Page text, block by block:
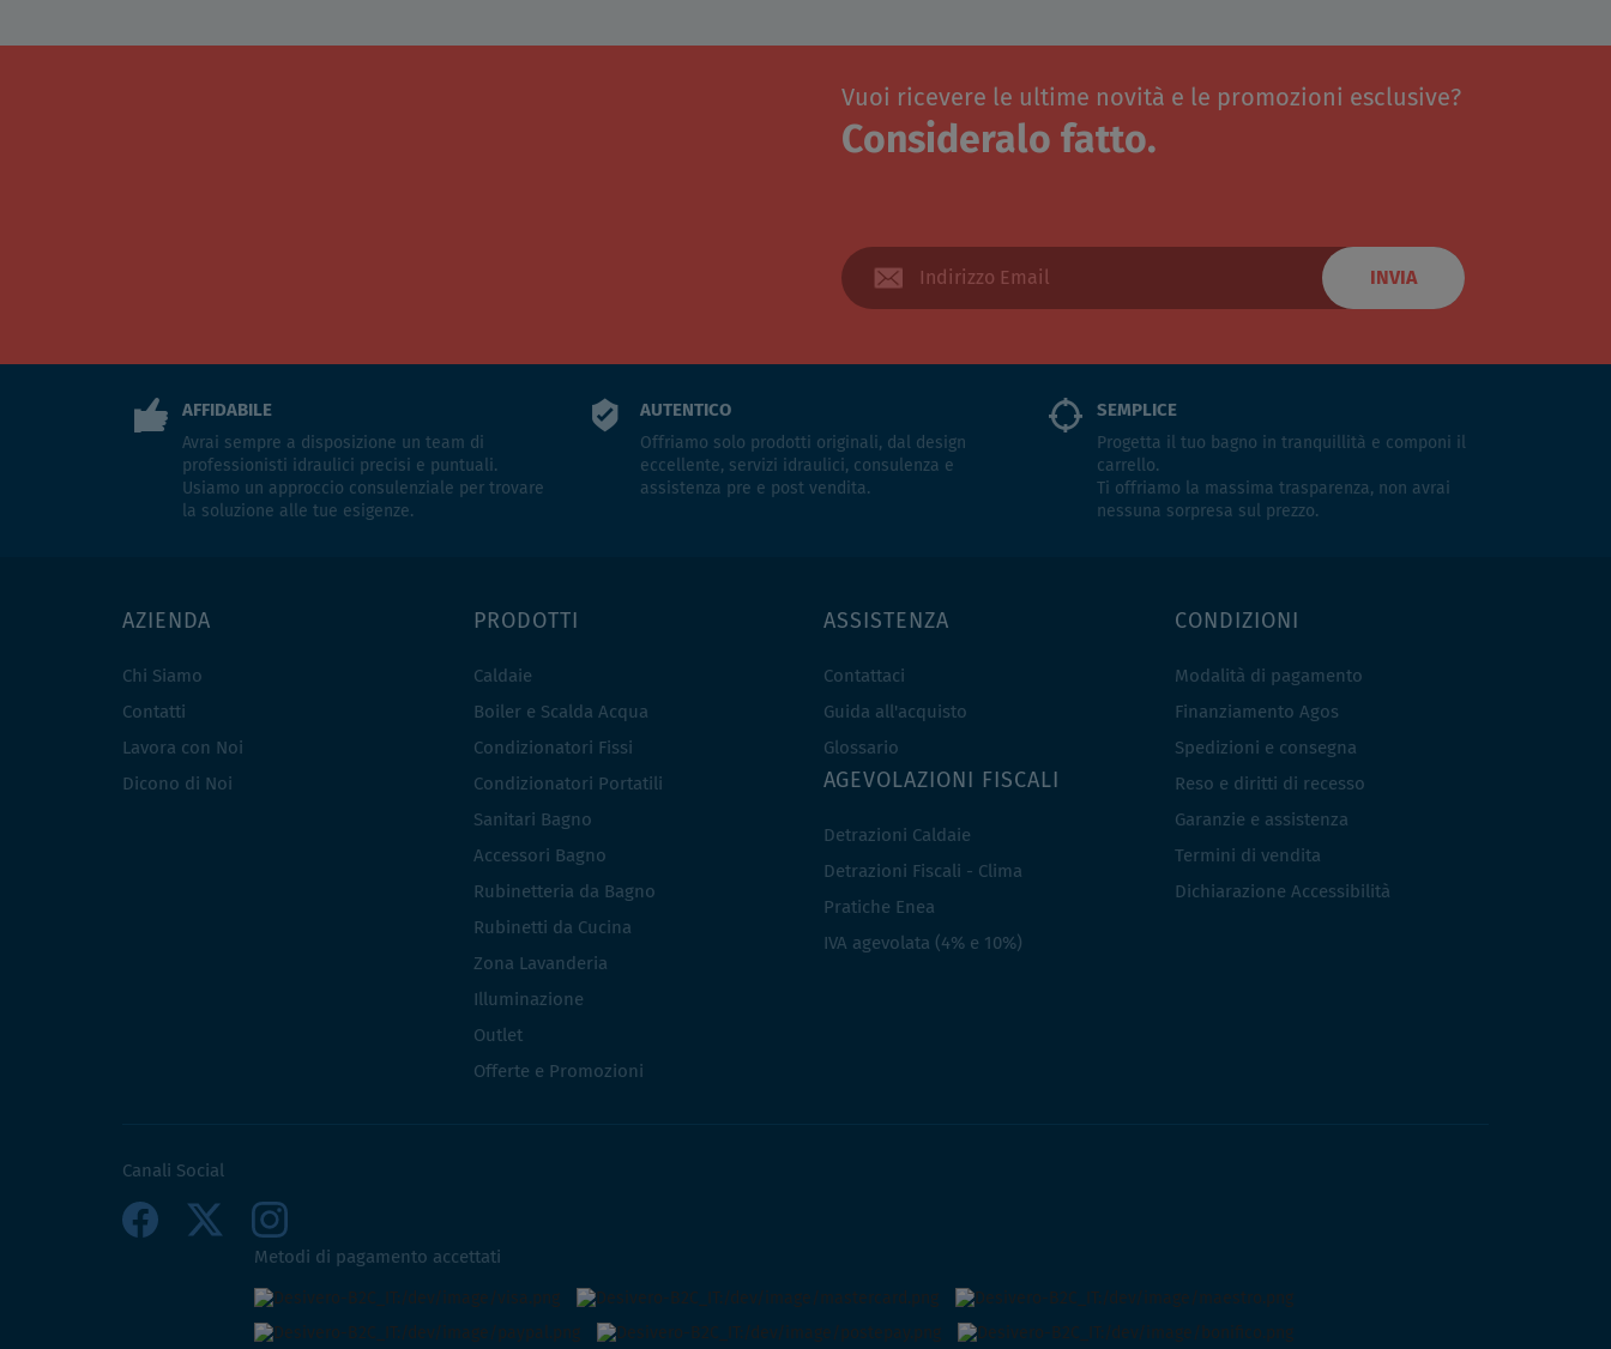
Vuoi ricevere le ultime novità e le promozioni esclusive?
Consideralo fatto.
INVIA
AFFIDABILE
Avrai sempre a disposizione un team di
professionisti idraulici precisi e puntuali.
Usiamo un approccio consulenziale per trovare
la soluzione alle tue esigenze.
AUTENTICO
Offriamo solo prodotti originali, dal design
eccellente, servizi idraulici, consulenza e
assistenza pre e post vendita.
SEMPLICE
Progetta il tuo bagno in tranquillità e componi il
carrello.
Ti offriamo la massima trasparenza, non avrai
nessuna sorpresa sul prezzo.
AZIENDA
Chi Siamo
Contatti
Lavora con Noi
Dicono di Noi
PRODOTTI
Caldaie
Boiler e Scalda Acqua
Condizionatori Fissi
Condizionatori Portatili
Sanitari Bagno
Accessori Bagno
Rubinetteria da Bagno
Rubinetti da Cucina
Zona Lavanderia
Illuminazione
Outlet
Offerte e Promozioni
ASSISTENZA
Contattaci
Guida all'acquisto
Glossario
AGEVOLAZIONI FISCALI
Detrazioni Caldaie
Detrazioni Fiscali - Clima
Pratiche Enea
IVA agevolata (4% e 10%)
CONDIZIONI
Modalità di pagamento
Finanziamento Agos
Spedizioni e consegna
Reso e diritti di recesso
Garanzie e assistenza
Termini di vendita
Dichiarazione Accessibilità
Canali Social
Metodi di pagamento accettati